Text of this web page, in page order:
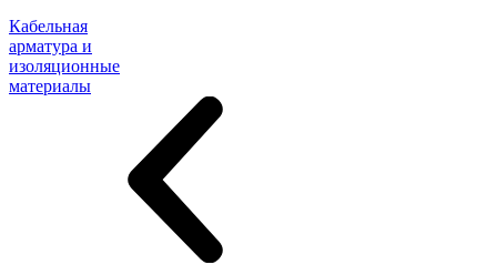
Кабельная
арматура и
изоляционные
материалы